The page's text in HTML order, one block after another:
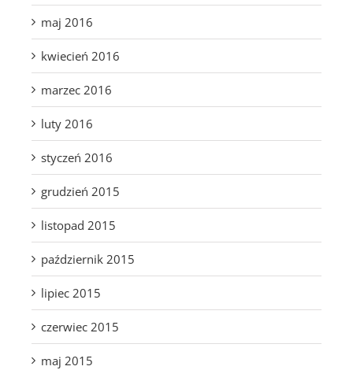
maj 2016
kwiecień 2016
marzec 2016
luty 2016
styczeń 2016
grudzień 2015
listopad 2015
październik 2015
lipiec 2015
czerwiec 2015
maj 2015